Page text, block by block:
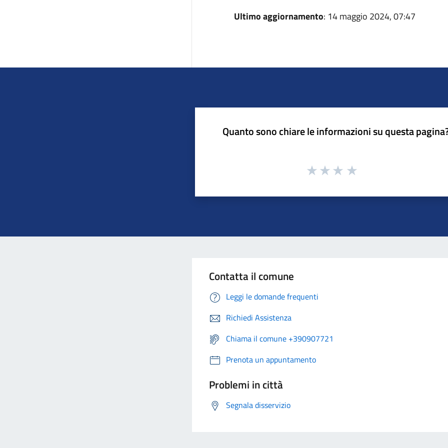
Ultimo aggiornamento: 14 maggio 2024, 07:47
Quanto sono chiare le informazioni su questa
Contatta il comune
Leggi le domande frequenti
Richiedi Assistenza
Chiama il comune +390907721
Prenota un appuntamento
Problemi in città
Segnala disservizio